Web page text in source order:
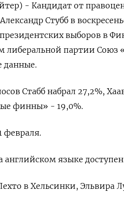
- Кандидат от
Стубб в
выборов в
либеральной партии Союз
данные.
Стабб набрал 27,2%,
финны» - 19,0%.
февраля.
языке
в Хельсинки, Эльвира